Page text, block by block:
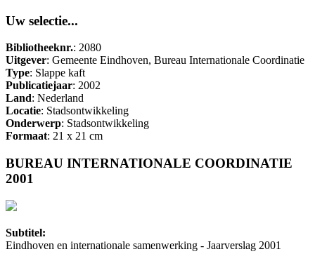
Uw selectie...
Bibliotheeknr.: 2080
Uitgever: Gemeente Eindhoven, Bureau Internationale Coordinatie
Type: Slappe kaft
Publicatiejaar: 2002
Land: Nederland
Locatie: Stadsontwikkeling
Onderwerp: Stadsontwikkeling
Formaat: 21 x 21 cm
BUREAU INTERNATIONALE COORDINATIE
2001
Subtitel:
Eindhoven en internationale samenwerking - Jaarverslag 2001